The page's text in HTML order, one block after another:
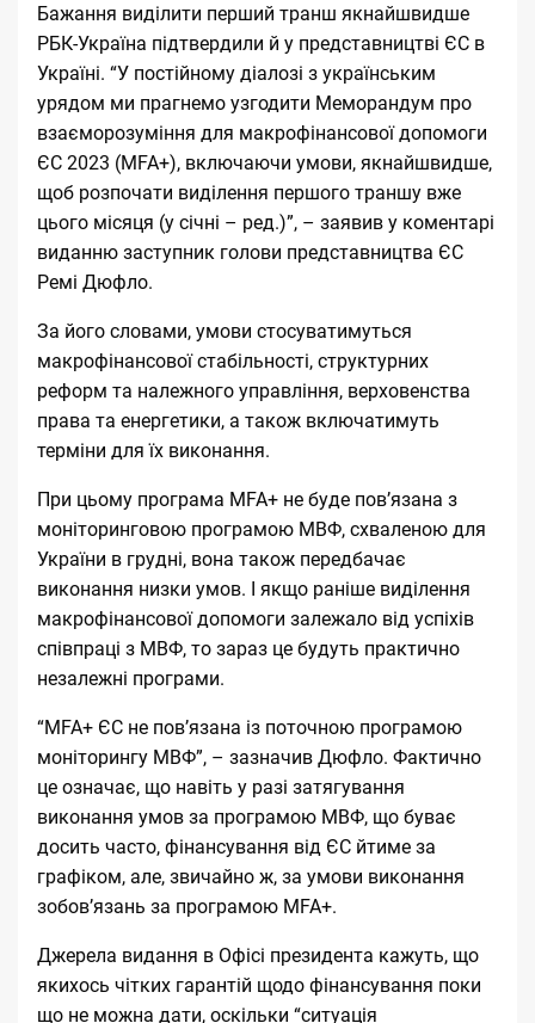
Бажання виділити перший транш якнайшвидше
РБК-Україна підтвердили й у представництві ЄС в
Україні. “У постійному діалозі з українським
урядом ми прагнемо узгодити Меморандум про
взаєморозуміння для макрофінансової допомоги
ЄС 2023 (MFA+), включаючи умови, якнайшвидше,
щоб розпочати виділення першого траншу вже
цього місяця (у січні – ред.)”, – заявив у коментарі
виданню заступник голови представництва ЄС
Ремі Дюфло.
За його словами, умови стосуватимуться
макрофінансової стабільності, структурних
реформ та належного управління, верховенства
права та енергетики, а також включатимуть
терміни для їх виконання.
При цьому програма MFA+ не буде пов’язана з
моніторинговою програмою МВФ, схваленою для
України в грудні, вона також передбачає
виконання низки умов. І якщо раніше виділення
макрофінансової допомоги залежало від успіхів
співпраці з МВФ, то зараз це будуть практично
незалежні програми.
“MFA+ ЄС не пов’язана із поточною програмою
моніторингу МВФ”, – зазначив Дюфло. Фактично
це означає, що навіть у разі затягування
виконання умов за програмою МВФ, що буває
досить часто, фінансування від ЄС йтиме за
графіком, але, звичайно ж, за умови виконання
зобов’язань за програмою MFA+.
Джерела видання в Офісі президента кажуть, що
якихось чітких гарантій щодо фінансування поки
що не можна дати, оскільки “ситуація